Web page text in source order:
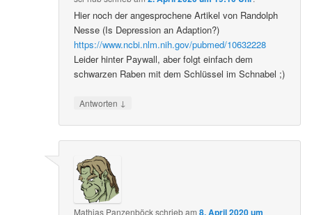
Hier noch der angesprochene Artikel von Randolph
Nesse (Is Depression an Adaption?)
https://www.ncbi.nlm.nih.gov/pubmed/10632228
Leider hinter Paywall, aber folgt einfach dem
schwarzen Raben mit dem Schlüssel im Schnabel ;)
Antworten ↓
Mathias Panzenböckschriebam8. April 2020 um